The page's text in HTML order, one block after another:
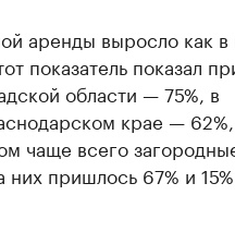
аренды выросло как
показатель показал
области — 75%, в
крае —
чаще всего
пришлось 67% и